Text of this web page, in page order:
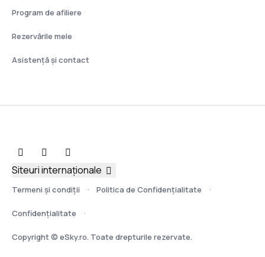
Program de afiliere
Rezervările mele
Asistenţă şi contact
Termeni şi condiţii Politica de Confidențialitate
Confidențialitate
Copyright © eSky.ro. Toate drepturile rezervate.
Siteuri internaționale